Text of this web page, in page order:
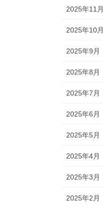
2025年11月
2025年10月
2025年9月
2025年8月
2025年7月
2025年6月
2025年5月
2025年4月
2025年3月
2025年2月